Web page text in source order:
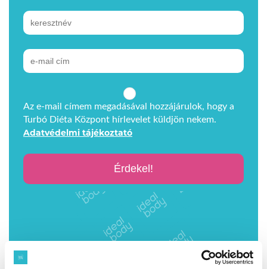
Az e-mail címem megadásával hozzájárulok, hogy a
Turbó Diéta Központ hírlevelet küldjön nekem.
Adatvédelmi tájékoztató